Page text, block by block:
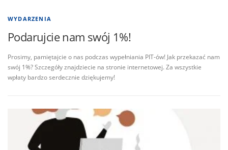
WYDARZENIA
Podarujcie nam swój 1%!
Prosimy, pamiętajcie o nas podczas wypełniania PIT-ów! Jak przekazać nam
swój 1%? Szczegóły znajdziecie na stronie internetowej. Za wszystkie
wpłaty bardzo serdecznie dziękujemy!